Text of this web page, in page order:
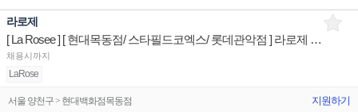
라로제
[ La Rosee ] [ 현대목동점/ 스타필드코엑스/ 롯데관악점 ] 라로제 클린뷰티 제품디스플레이 판매직원
채용시까지
LaRose
서울 양천구 > 현대백화점목동점 지원하기